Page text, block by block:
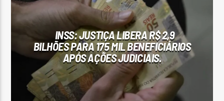
Arara Azul FM
PARÁ
PARAUAPEBAS
INSS: JUSTIÇA LIBERA R$ 2,9
BILHÕES PARA 175 MIL BENEFICIÁRIOS
APÓS AÇÕES JUDICIAIS.